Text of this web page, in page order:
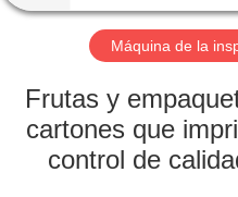
VIAJE
LA
FÁBRICA
Máquina de la
Frutas y
cartones que
control de